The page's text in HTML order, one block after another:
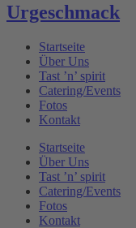
Urgeschmack
Startseite
Über Uns
Tast ’n’ spirit
Catering/Events
Fotos
Kontakt
Startseite
Über Uns
Tast ’n’ spirit
Catering/Events
Fotos
Kontakt